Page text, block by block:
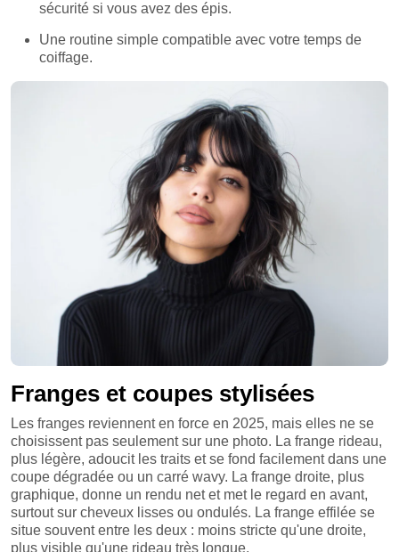
sécurité si vous avez des épis.
Une routine simple compatible avec votre temps de
coiffage.
Franges et coupes stylisées
Les franges reviennent en force en 2025, mais elles ne se
choisissent pas seulement sur une photo. La frange rideau,
plus légère, adoucit les traits et se fond facilement dans une
coupe dégradée ou un carré wavy. La frange droite, plus
graphique, donne un rendu net et met le regard en avant,
surtout sur cheveux lisses ou ondulés. La frange effilée se
situe souvent entre les deux : moins stricte qu'une droite,
plus visible qu'une rideau très longue.